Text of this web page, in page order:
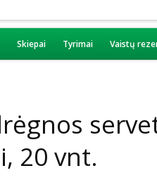
Skiepai Tyrimai Vaistų
20 vnt.